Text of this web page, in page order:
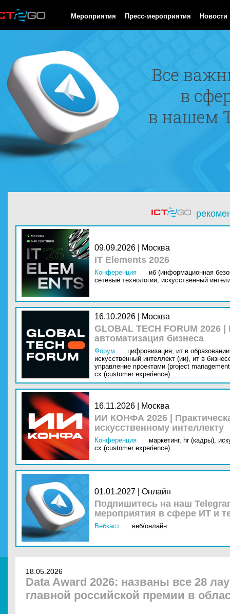
Мероприятия Пресс-мероприятия Новости
09.09.2026 | Москва
IT Elements 2026
Конференция
иб (информационная
сетевые технологии, искусственный
16.10.2026 | Москва
GLOBAL TECH FORUM
автоматизация бизнеса
Форум цифровизация, ит в
искусственный интеллект (ии), ит в
управление проектами (project
cx (customer experience)
16.11.2026 | Москва
ИИ КОНФА 2026 |
искусственному интеллекту
Конференция маркетинг, hr (кадры),
cx (customer experience)
01.01.2027 | Онлайн
Подпишитесь на наш
мероприятия в сфере ИТ и
Вебкаст веб/онлайн
18.05.2026
Data Award 2026: названы все 28
главной российской премии в